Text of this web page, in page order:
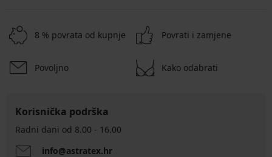
8 % povrata od kupnje Povrati i zamjene
Povoljno Kako odabrati
Korisnička podrška
Radni dani od 8.00 - 16.00
info@astratex.hr